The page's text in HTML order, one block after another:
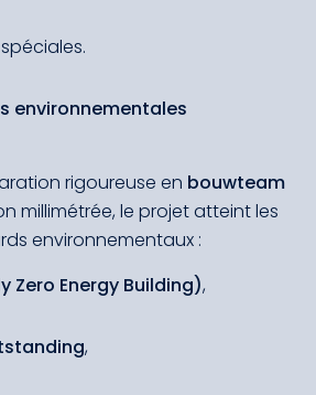
environnementales
rigoureuse en bouwteam
millimétrée, le projet atteint les
environnementaux :
Zero Energy Building),
,